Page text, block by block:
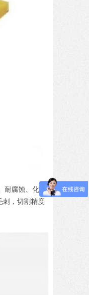
耐腐蚀、化学
刺，切割精度